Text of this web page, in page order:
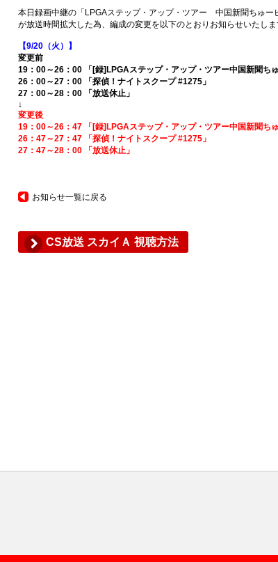
本日録画中継の「LPGAステップ・アップ・ツアー 中国新聞ちゅー
が放送時間拡大した為、編成の変更を以下のとおりお知らせいたしま
【9/20（火）】
変更前
19：00～26：00 「[録]LPGAステップ・アップ・ツアー中国新聞ち
26：00～27：00 「探偵！ナイトスクープ #1275」
27：00～28：00 「放送休止」
↓
変更後
19：00～26：47 「[録]LPGAステップ・アップ・ツアー中国新聞ち
26：47～27：47 「探偵！ナイトスクープ #1275」
27：47～28：00 「放送休止」
お知らせ一覧に戻る
CS放送 スカイＡ 視聴方法